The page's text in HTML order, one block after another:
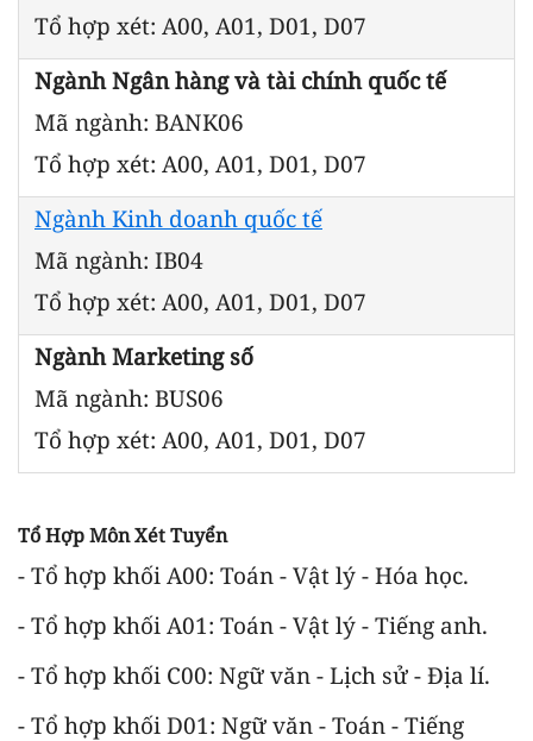
Tổ hợp xét: A00, A01, D01, D07
Ngành Ngân hàng và tài chính quốc tế
Mã ngành: BANK06
Tổ hợp xét: A00, A01, D01, D07
Ngành Kinh doanh quốc tế
Mã ngành: IB04
Tổ hợp xét: A00, A01, D01, D07
Ngành Marketing số
Mã ngành: BUS06
Tổ hợp xét: A00, A01, D01, D07
Tổ Hợp Môn Xét Tuyển
- Tổ hợp khối A00: Toán - Vật lý - Hóa học.
- Tổ hợp khối A01: Toán - Vật lý - Tiếng anh.
- Tổ hợp khối C00: Ngữ văn - Lịch sử - Địa lí.
- Tổ hợp khối D01: Ngữ văn - Toán - Tiếng